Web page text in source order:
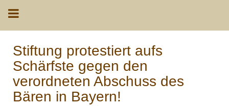
Stiftung protestiert aufs
Schärfste gegen den
verordneten Abschuss des
Bären in Bayern!